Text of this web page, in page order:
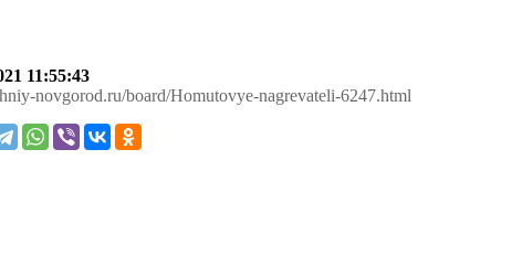
11:55:43
novgorod.ru/board/Homutovye-nagrevateli-6247.html